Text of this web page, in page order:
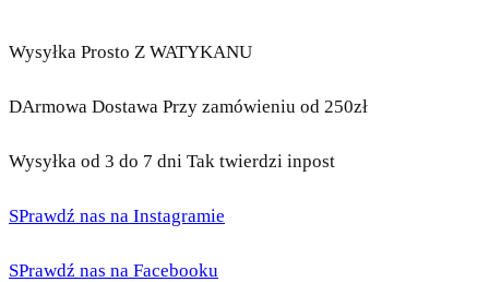
Wysyłka Prosto Z WATYKANU
DArmowa Dostawa Przy zamówieniu od 250zł
Wysyłka od 3 do 7 dni Tak twierdzi inpost
SPrawdź nas na Instagramie
SPrawdź nas na Facebooku